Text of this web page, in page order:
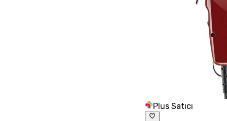
Plus Satıcı